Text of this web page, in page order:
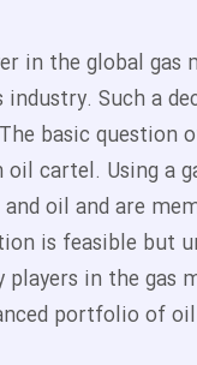
in the global
Such a
basic question
oil cartel. Using
oil and are
is feasible but
players in the
portfolio of